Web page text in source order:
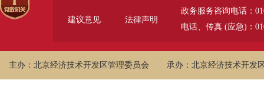
建议意见 法律声明
政务服务咨询电话：
电话、传真 (应急)：
主办：北京经济技术开发区管理委员会 承办：北京经济技术开发